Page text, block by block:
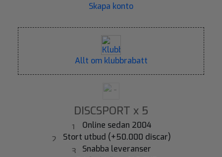
Skapa konto
Allt om klubbrabatt
DISCSPORT x 5
Online sedan 2004
Stort utbud (+50.000 discar)
Snabba leveranser